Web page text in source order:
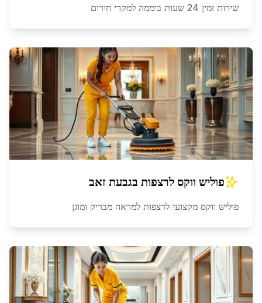
שירות זמין 24 שעות ביממה למקרי חירום
פוליש ווקס לרצפות בגבעת זאב
פוליש ווקס מקצועי לרצפות למראה מבריק ומוגן